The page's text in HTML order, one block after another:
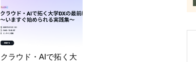
クラウド・AIで拓く大